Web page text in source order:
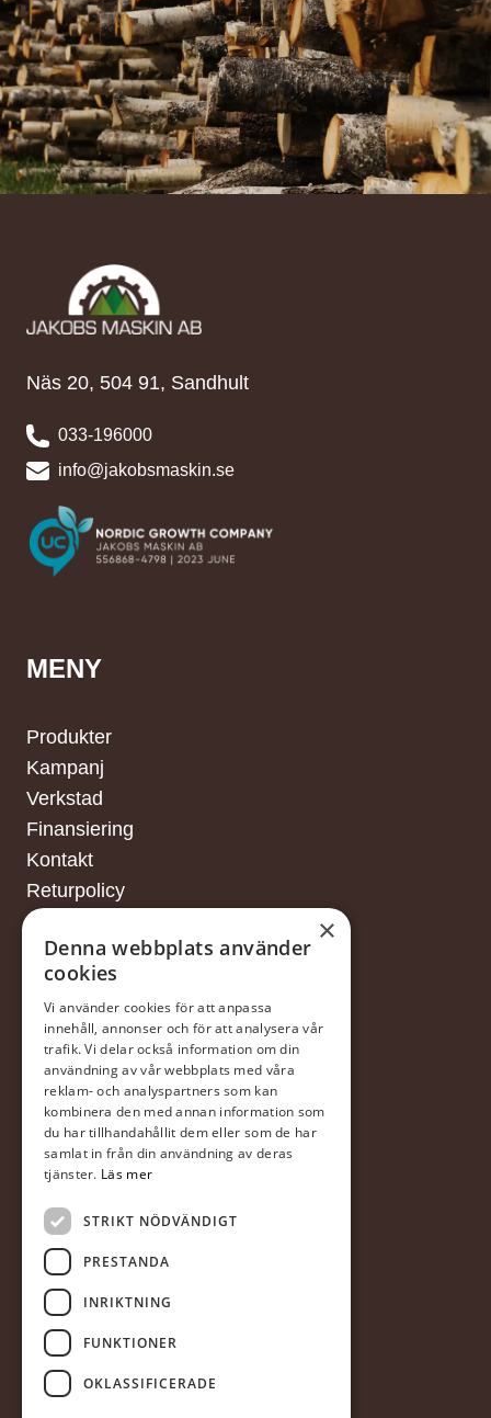
Näs 20, 504 91, Sandhult
033-196000
info@jakobsmaskin.se
MENY
Produkter
Kampanj
Verkstad
Finansiering
Kontakt
Returpolicy
Försäljningsvillkor
I samarbete med DNB
FÖLJ OSS
×
Denna webbplats använder
cookies
Vi använder cookies för att anpassa
innehåll, annonser och för att analysera vår
trafik. Vi delar också information om din
användning av vår webbplats med våra
reklam- och analyspartners som kan
kombinera den med annan information som
du har tillhandahållit dem eller som de har
samlat in från din användning av deras
tjänster. Läs mer
STRIKT NÖDVÄNDIGT
PRESTANDA
INRIKTNING
FUNKTIONER
OKLASSIFICERADE